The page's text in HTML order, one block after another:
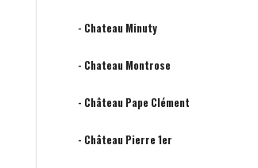
- Chateau Minuty
- Chateau Montrose
- Château Pape Clément
- Château Pierre 1er